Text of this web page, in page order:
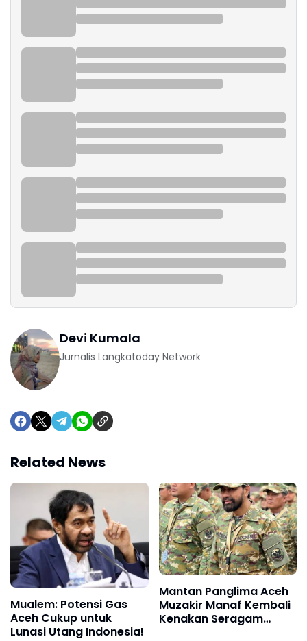
Devi Kumala
Jurnalis Langkatoday Network
Related News
Mualem: Potensi Gas
Aceh Cukup untuk
Lunasi Utang Indonesia!
Mantan Panglima Aceh
Muzakir Manaf Kembali
Kenakan Seragam